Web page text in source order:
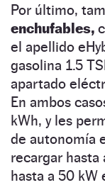
Por último,
enchufables,
el apellido
gasolina 1.5
apartado
En ambos
kWh, y les
de autonomía
recargar hasta
hasta a 50